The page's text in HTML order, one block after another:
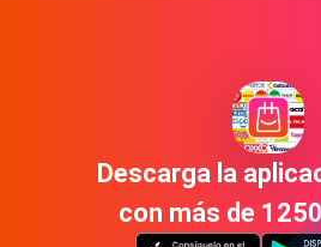
Descarga la
con más de